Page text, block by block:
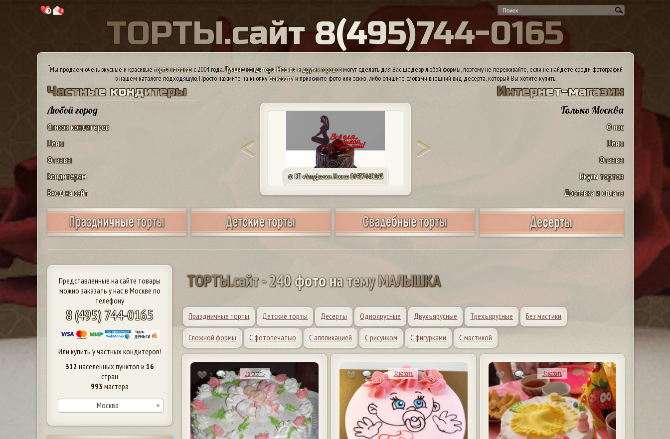
0 0
ТОРТЫ.сайт 8(495)744-0165
*Мы продаем очень вкусные и красивыеторты на заказс 2004 года.Лучшие кондитеры Москвы и других городовмогут сделать для Вас шедевр любой формы, поэтому не переживайте, если не найдете среди фотографий
в нашем каталоге подходящую. Просто нажмите на кнопку "заказать" и приложите фото или эскиз, либо опишите словами внешний вид десерта, который Вы хотите купить.
Частные кондитеры
Любой город
Список кондитеров
Цены
Отзывы
Кондитерам
Вход на сайт
Интернет-магазин
Только Москва
О нас
Цены
Отзывы
Вкусы тортов
Доставка и оплата
© КП «Алтуфьево». Москва 84957440165
Представленные на сайте товары
можно заказать у нас в Москве по
телефону
8 (495) 744-0165
Или купить у частных кондитеров!
312 населенных пунктов и16
стран
993 мастера
Москва
ТОРТЫ.сайт-240фотонатемуМАЛЫШКА
Праздничные торты Детские торты Десерты Одноярусные Двухъярусные Трехъярусные Без мастики
Сложной формы С фотопечатью С аппликацией С рисунком С фигурками С мастикой
2 Заказать Заказать 1 Заказать